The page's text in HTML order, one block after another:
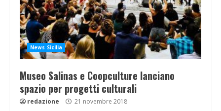
News Sicilia
Museo Salinas e Coopculture lanciano
spazio per progetti culturali
redazione 21 novembre 2018